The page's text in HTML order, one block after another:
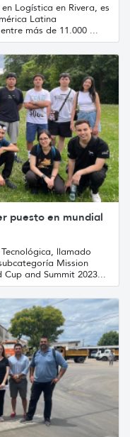
Logística en Rivera, es
Latina
más de 11.000 ...
puesto en mundial
llamado
Mission
Cup and Summit 2023...